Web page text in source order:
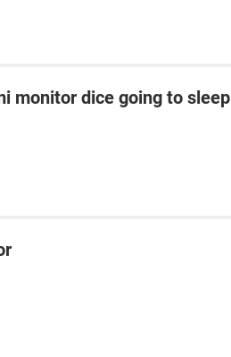
monitor dice going to sleep